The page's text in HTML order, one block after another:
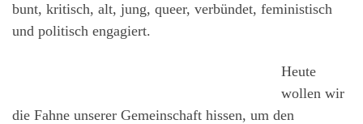
bunt, kritisch, alt, jung, queer, verbündet, feministisch
und politisch engagiert.
Heute
wollen wir
die Fahne unserer Gemeinschaft hissen, um den